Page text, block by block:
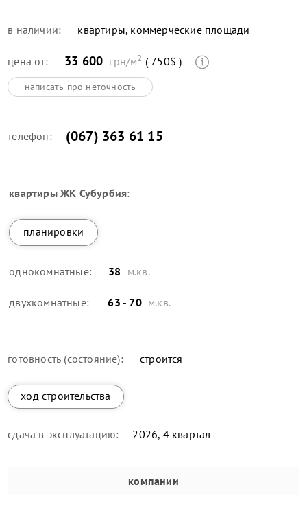
в наличии: квартиры, коммерческие площади
цена от: 33 600 грн/м2 ( 750$ )
написать про неточность
телефон: (067) 363 61 15
квартирыЖК Субурбия:
планировки
однокомнатные: 38 м.кв.
двухкомнатные: 63 - 70 м.кв.
готовность (состояние): строится
ход строительства
сдача в эксплуатацию: 2026, 4 квартал
компании